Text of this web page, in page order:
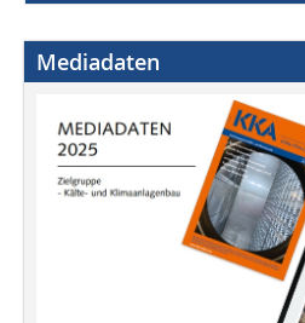
Mediadaten